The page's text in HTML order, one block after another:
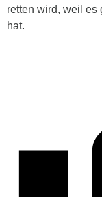
retten wird, weil es
hat.